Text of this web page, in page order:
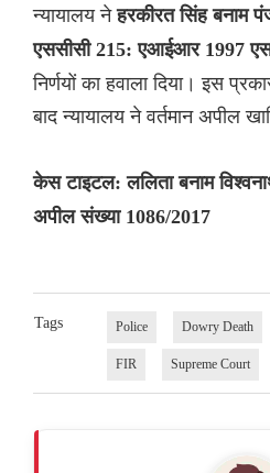
न्यायालय नेहरकीरत सिंह बनाम
एससीसी 215: एआईआर 1997
निर्णयों का हवाला दिया। इस
बाद न्यायालय ने वर्तमान अपील
केस टाइटल: ललिता बनाम
अपील संख्या 1086/2017
Tags Police Dowry Death
FIR Supreme Court